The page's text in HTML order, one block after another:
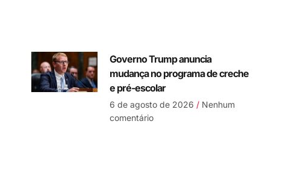
Governo Trump anuncia
mudança no programa de creche
e pré-escolar
6 de agosto de 2026 Nenhum
comentário